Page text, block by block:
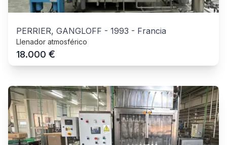
PERRIER, GANGLOFF - 1993 - Francia
Llenador atmosférico
18.000 €